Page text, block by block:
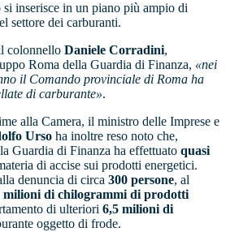
inserisce in un piano più ampio di
settore dei carburanti.
colonnello Daniele Corradini,
Roma della Guardia di Finanza, «nei
il Comando provinciale di Roma ha
di carburante».
alla Camera, il ministro delle Imprese e
Urso ha inoltre reso noto che,
Guardia di Finanza ha effettuato quasi
di accise sui prodotti energetici.
denuncia di circa 300 persone, al
milioni di chilogrammi di prodotti
di ulteriori 6,5 milioni di
oggetto di frode.